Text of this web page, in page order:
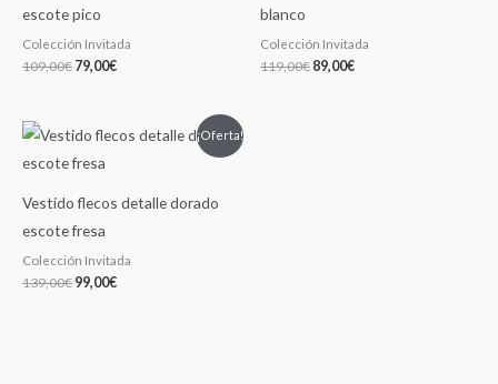
escote pico
Colección Invitada
109,00€ 79,00€
blanco
Colección Invitada
119,00€ 89,00€
¡Oferta!
Vestido flecos detalle dorado
escote fresa
Colección Invitada
139,00€
El
precio
original
139,00€.
99,00€
precio
99,00€.